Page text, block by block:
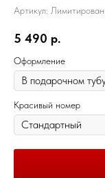
Артикул:
5 490 р.
Оформление
Красивый номер